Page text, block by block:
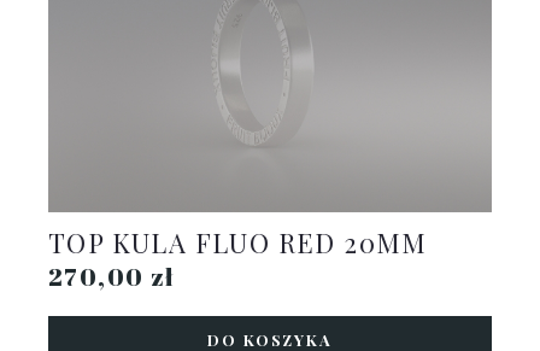
TOP KULA FLUO RED 20MM
270,00 zł
DO KOSZYKA